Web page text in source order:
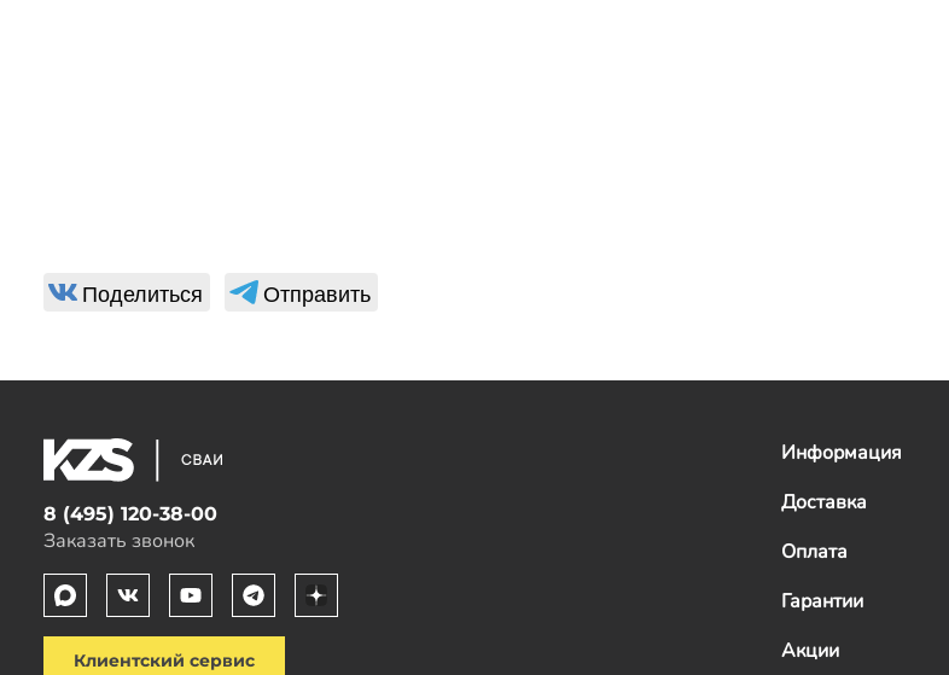
Поделиться Отправить
8 (495) 120-38-00
Заказать звонок
Клиентский сервис
Информация
Доставка
Оплата
Гарантии
Акции